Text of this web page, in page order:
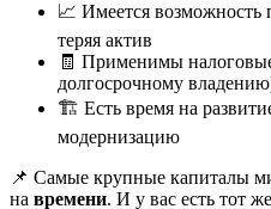
📈 Имеется возможность
теряя актив
🧾 Применимы
долгосрочному
🏗 Есть время на
модернизацию
📌 Самые крупные капиталы
на времени. И у вас есть тот